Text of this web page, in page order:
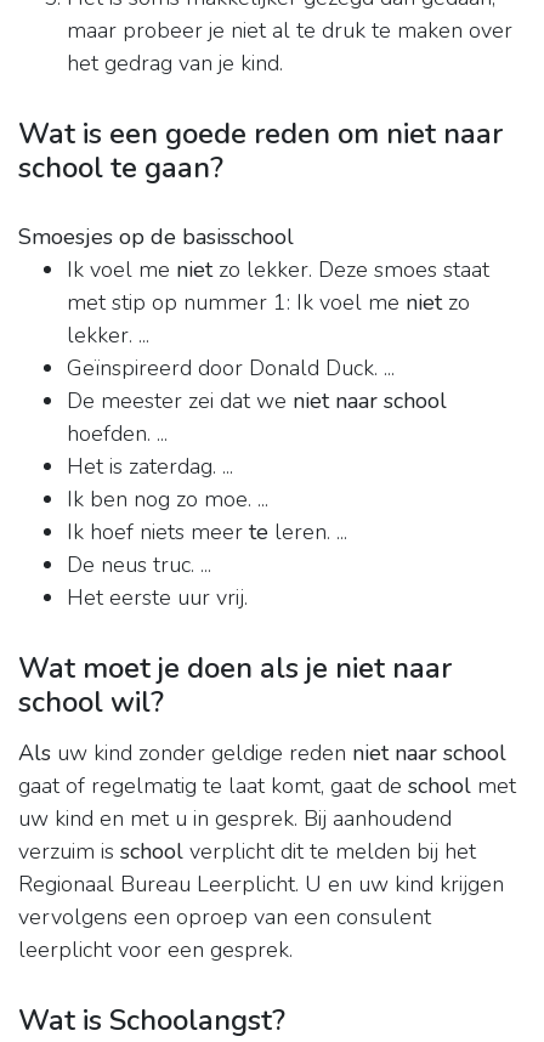
maar probeer je niet al te druk te maken over
het gedrag van je kind.
Wat is een goede reden om niet naar
school te gaan?
Smoesjes op de basisschool
Ik voel me nietzo lekker. Deze smoes staat
met stip op nummer 1: Ik voel me nietzo
lekker. ...
Geïnspireerd door Donald Duck. ...
De meester zei dat we niet naar school
hoefden. ...
Het is zaterdag. ...
Ik ben nog zo moe. ...
Ik hoef niets meer te leren. ...
De neus truc. ...
Het eerste uur vrij.
Wat moet je doen als je niet naar
school wil?
Als uw kind zonder geldige reden niet naar school
gaat of regelmatig te laat komt, gaat de school met
uw kind en met u in gesprek. Bij aanhoudend
verzuim is school verplicht dit te melden bij het
Regionaal Bureau Leerplicht. U en uw kind krijgen
vervolgens een oproep van een consulent
leerplicht voor een gesprek.
Wat is Schoolangst?